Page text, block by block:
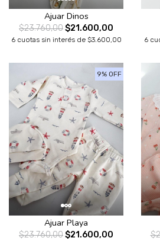
Ajuar Dinos
$23.760,00$21.600,00
6 cuotas sin interés de $3.600,00 6
9% OFF
Ajuar Playa
$23.760,00$21.600,00